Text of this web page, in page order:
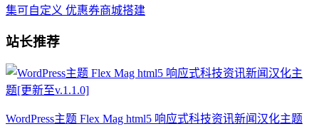
集可自定义 优惠券商城搭建
站长推荐
WordPress主题 Flex Mag html5 响应式科技资讯新闻汉化主题